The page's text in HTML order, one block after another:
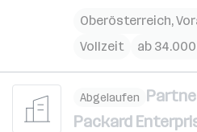
Oberösterreich,
Vollzeit
ab
Abgelaufen
Packard